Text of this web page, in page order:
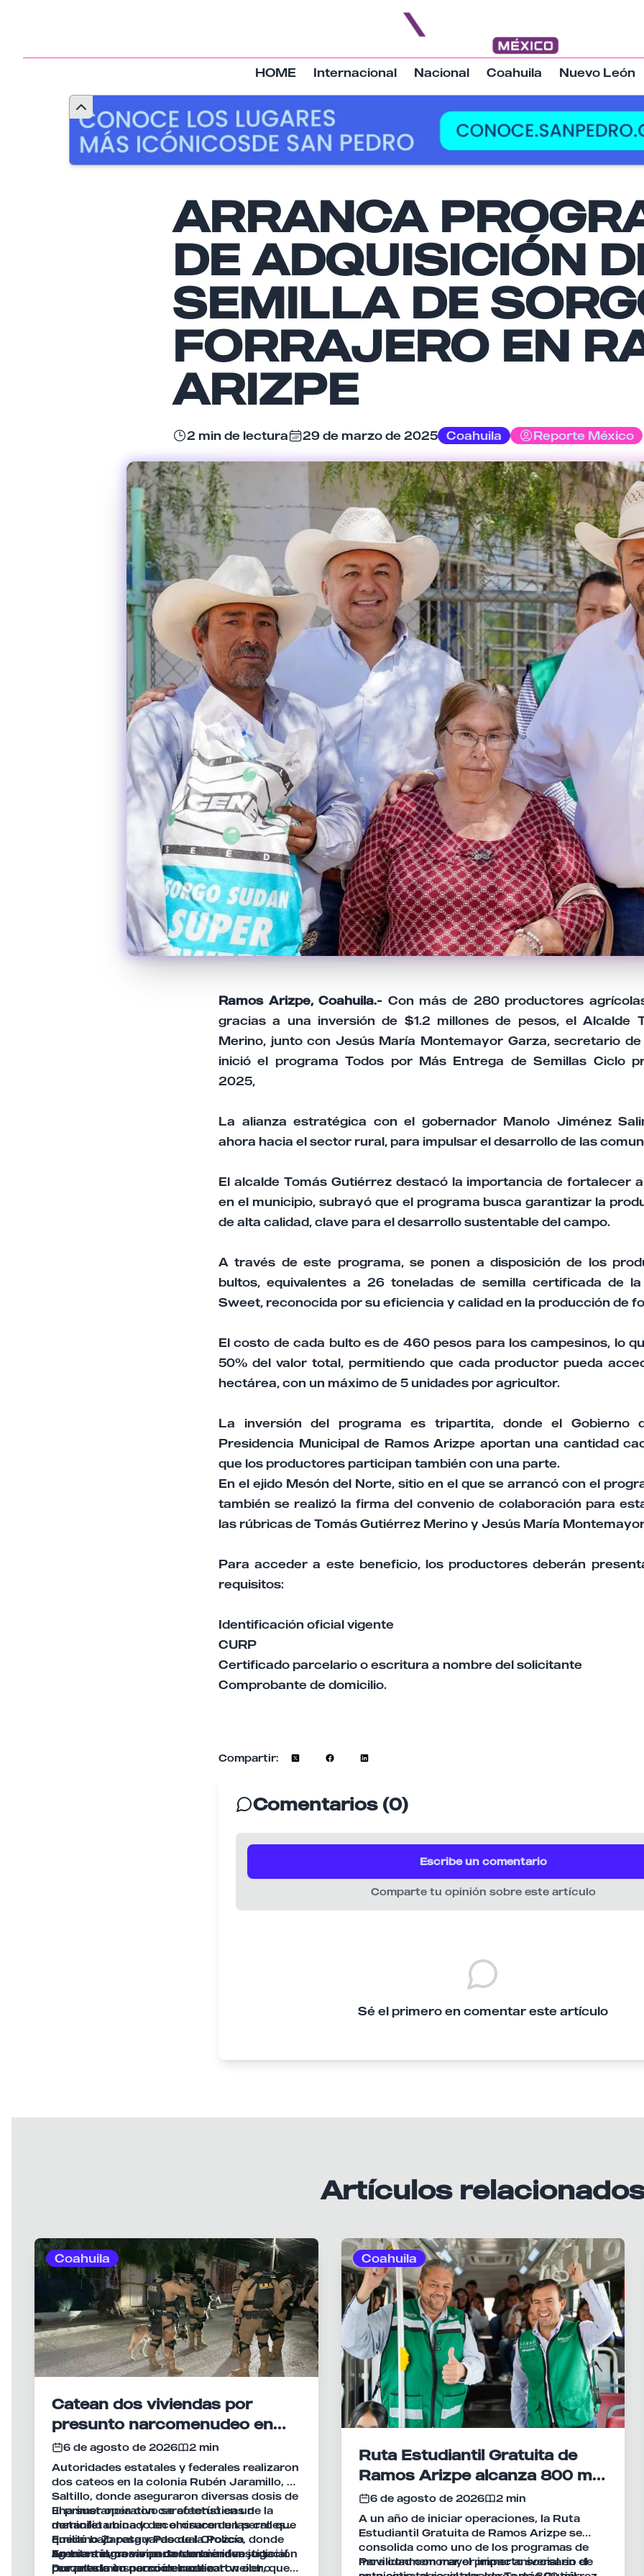
HOME Internacional Nacional Coahuila Nuevo León
ARRANCA
DE ADQUISICIÓN
SEMILLA DE
FORRAJERO EN
ARIZPE
2 min de lectura 29 de marzo de 2025 Coahuila Reporte México
Ramos Arizpe, Coahuila.- Con más de 280 productores
gracias a una inversión de $1.2 millones de pesos, el Alcalde
Merino, junto con Jesús María Montemayor Garza, secretario
inició el programa Todos por Más Entrega de Semillas Ciclo
2025,
La alianza estratégica con el gobernador Manolo Jiménez
ahora hacia el sector rural, para impulsar el desarrollo de las
El alcalde Tomás Gutiérrez destacó la importancia de fortalecer
en el municipio, subrayó que el programa busca garantizar la
de alta calidad, clave para el desarrollo sustentable del campo.
A través de este programa, se ponen a disposición de los
bultos, equivalentes a 26 toneladas de semilla certificada de
Sweet, reconocida por su eficiencia y calidad en la producción de
El costo de cada bulto es de 460 pesos para los campesinos, lo
50% del valor total, permitiendo que cada productor pueda
hectárea, con un máximo de 5 unidades por agricultor.
La inversión del programa es tripartita, donde el Gobierno
Presidencia Municipal de Ramos Arizpe aportan una cantidad
que los productores participan también con una parte.
En el ejido Mesón del Norte, sitio en el que se arrancó con el
también se realizó la firma del convenio de colaboración para
las rúbricas de Tomás Gutiérrez Merino y Jesús María
Para acceder a este beneficio, los productores deberán
requisitos:
Identificación oficial vigente
CURP
Certificado parcelario o escritura a nombre del solicitante
Comprobante de domicilio.
Compartir:
Comentarios (0)
Escribe un comentario
Comparte tu opinión sobre este artículo
Sé el primero en comentar este artículo
Nombre
Email
Tu comentario
Cancelar Enviar comentario
Artículos
Coahuila
Catean dos viviendas por
presunto narcomenudeo en
Saltillo
6 de agosto de 2026
2 min
Autoridades estatales y federales realizaron
dos cateos en la colonia Rubén Jaramillo, en
Saltillo, donde aseguraron diversas dosis de
una sustancia con características de la
metanfetamina y decomisaron un perro que
quedó bajo resguardo de la Policía
Ambiental, como parte de una investigación
por presunto narcomenudeo.
El primer operativo se efectuó en un
domicilio ubicado en el cruce de las calles
Emiliano Zapata y Pascual Orozco, donde
agentes ingresaron con una orden judicial.
Durante la inspección localizaron ocho
En esa misma vivienda también fue
rescatado un perro de raza rottweiler, que
Coahuila
Ruta Estudiantil Gratuita de
Ramos Arizpe alcanza 800 mil
viajes en su primer año
6 de agosto de 2026
2 min
A un año de iniciar operaciones, la Ruta
Estudiantil Gratuita de Ramos Arizpe se
consolida como uno de los programas de
movilidad con mayor impacto social en el
Para conmemorar el primer aniversario de